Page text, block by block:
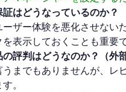
証はどうなっているのか？
ーザー体験を悪化させな
表示しておくことも重要で
の評判はどうなのか？（外
うまでもありませんが、レ
。